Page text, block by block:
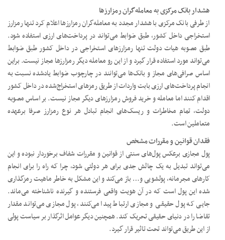
هشدار بانک مرکزی به معامله‌گران رمزارزها
از طرفی بانک مرکزی با هشدار مجدد به معامله‌گران رمزارزها اعلام کرد تنها رمزارز
استخراجی داخل کشور، طبق ضوابط می‌تواند در پرداخت‌های ارزی استفاده شود.
طبق مصوبه هیات دولت تنها رمزارزهای استخراجی در داخل کشور طبق ضوابط
می‌تواند مورد استفاده قرار گیرد و از این رو معامله دیگر رمزارزها مجاز نیست. براین
اساس صرافی‌های مجاز و بانک‌ها می‌توانند در چارچوب ضوابط یادشده نسبت به
انجام پرداخت‌های ارزی بابت واردات از طریق رمزهای استخراج‌شده در داخل کشور
اقدام کنند اما معامله و خرید فروش رمزارزهای دیگر مجاز نیست. بر اساس مصوبه
دولت، تمام مخاطرات و ریسک‌های انجام تبادل هر نوع رمزارز صرفا برعهده
متعاملین است.
فقدان قوانین و مقررات مشخص
پول مجازی برعکس پول‌های سنتی از قوانین و مقررات شفاف برخوردار نبوده و این
می‌تواند تبدیل به یک چالش جدی برای هر دولتی شود، چرا که راه را برای انجام
کارهای مجرمانه، پولشویی و… باز می‌کند و این مشکل به خاطر ماهیت رمزگذاری
شده این پول است که در آن هویت واقعی فرستنده و گیرنده ناشناخته می‌ماند.
جایی که پول حقیقی و مجازی ارتباط پیدا می‌کنند، پول مجازی می‌تواند مقدار
تقاضا را در دنیای حقیقی تحریک کند. همچنین دیگر عوامل اثرگذار بر سیاست پولی
از این طریق می‌تواند تحت تاثیر قرار گیرد.